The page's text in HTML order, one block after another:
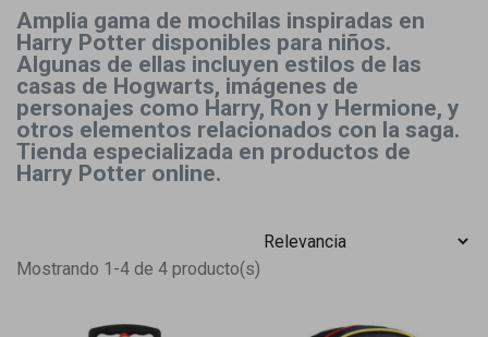
Amplia gama de mochilas inspiradas en
Harry Potter disponibles para niños.
Algunas de ellas incluyen estilos de las
casas de Hogwarts, imágenes de
personajes como Harry, Ron y Hermione, y
otros elementos relacionados con la saga.
Tienda especializada en productos de
Harry Potter online.
Mostrando 1-4 de 4 producto(s)